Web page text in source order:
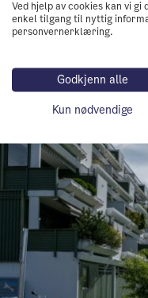
sameier og
investeringsstøtte
planlegge for å
Ved hjelp av cookies kan vi
enkel tilgang til nyttig
personvernerklæring.
Godkjenn alle
Kun nødvendige